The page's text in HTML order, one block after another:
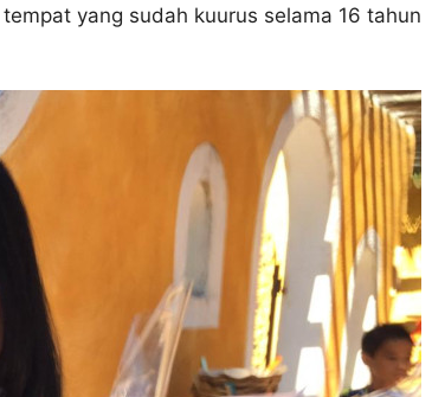
yang sudah kuurus selama 16 tahun